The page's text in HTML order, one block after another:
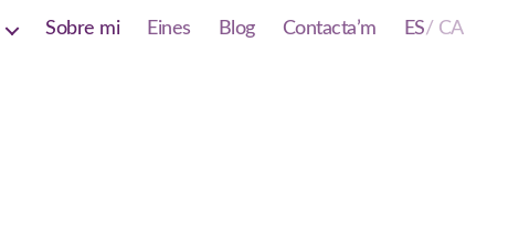
Sobre mi Eines Blog Contacta’m